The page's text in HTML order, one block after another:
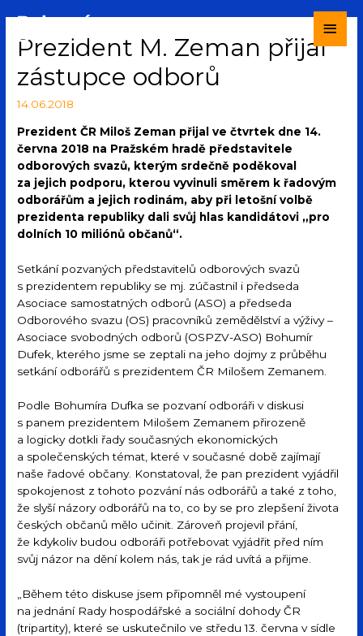
Prezident M. Zeman přijal
zástupce odborů
14.06.2018
Prezident ČR Miloš Zeman přijal ve čtvrtek dne 14.
června 2018 na Pražském hradě představitele
odborových svazů, kterým srdečně poděkoval
za jejich podporu, kterou vyvinuli směrem k řadovým
odborářům a jejich rodinám, aby při letošní volbě
prezidenta republiky dali svůj hlas kandidátovi „pro
dolních 10 miliónů občanů“.
Setkání pozvaných představitelů odborových svazů
s prezidentem republiky se mj. zúčastnil i předseda
Asociace samostatných odborů (ASO) a předseda
Odborového svazu (OS) pracovníků zemědělství a výživy –
Asociace svobodných odborů (OSPZV-ASO) Bohumír
Dufek, kterého jsme se zeptali na jeho dojmy z průběhu
setkání odborářů s prezidentem ČR Milošem Zemanem.
Podle Bohumíra Dufka se pozvaní odboráři v diskusi
s panem prezidentem Milošem Zemanem přirozeně
a logicky dotkli řady současných ekonomických
a společenských témat, které v současné době zajímají
naše řadové občany. Konstatoval, že pan prezident vyjádřil
spokojenost z tohoto pozvání nás odborářů a také z toho,
že slyší názory odborářů na to, co by se pro zlepšení života
českých občanů mělo učinit. Zároveň projevil přání,
že kdykoliv budou odboráři potřebovat vyjádřit před ním
svůj názor na dění kolem nás, tak je rád uvítá a přijme.
„Během této diskuse jsem připomněl mé vystoupení
na jednání Rady hospodářské a sociální dohody ČR
(tripartity), které se uskutečnilo ve středu 13. června v sídle